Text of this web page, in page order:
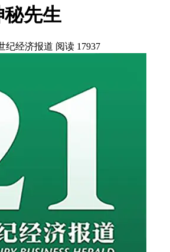
秘先生
纪经济报道 阅读 17937